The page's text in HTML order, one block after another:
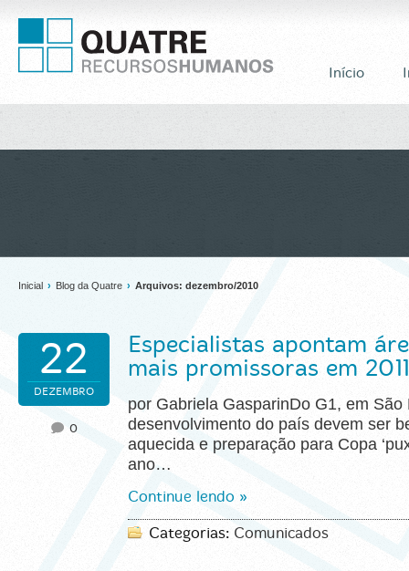
Início
Inicial › Blog da Quatre › Arquivos: dezembro/2010
22
DEZEMBRO
0
Especialistas apontam
mais promissoras em 2011
por Gabriela GasparinDo G1, em
desenvolvimento do país devem ser
aquecida e preparação para Copa
ano…
Continue lendo »
Categorias: Comunicados